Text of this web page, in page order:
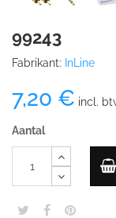
99243
Fabrikant: InLine
7,20 € incl.
Aantal